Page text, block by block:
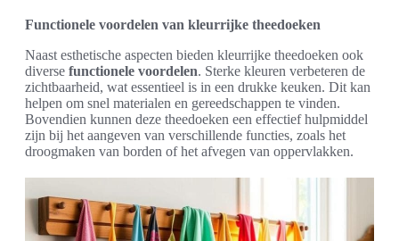
Functionele voordelen van kleurrijke theedoeken
Naast esthetische aspecten bieden kleurrijke theedoeken ook
diverse functionele voordelen. Sterke kleuren verbeteren de
zichtbaarheid, wat essentieel is in een drukke keuken. Dit kan
helpen om snel materialen en gereedschappen te vinden.
Bovendien kunnen deze theedoeken een effectief hulpmiddel
zijn bij het aangeven van verschillende functies, zoals het
droogmaken van borden of het afvegen van oppervlakken.